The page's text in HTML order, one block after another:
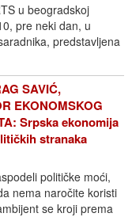
u beogradskoj
pre neki dan, u
predstavljena
SAVIĆ,
EKONOMSKOG
Srpska ekonomija
stranaka
političke moći,
nema naročite koristi
se kroji prema